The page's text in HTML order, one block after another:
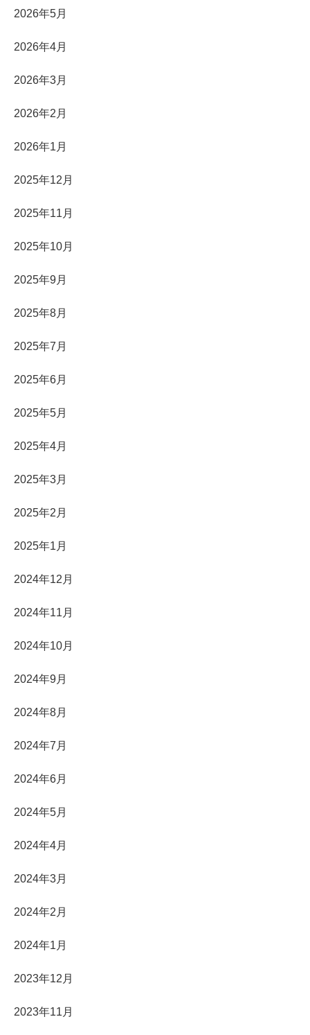
2026年5月
2026年4月
2026年3月
2026年2月
2026年1月
2025年12月
2025年11月
2025年10月
2025年9月
2025年8月
2025年7月
2025年6月
2025年5月
2025年4月
2025年3月
2025年2月
2025年1月
2024年12月
2024年11月
2024年10月
2024年9月
2024年8月
2024年7月
2024年6月
2024年5月
2024年4月
2024年3月
2024年2月
2024年1月
2023年12月
2023年11月